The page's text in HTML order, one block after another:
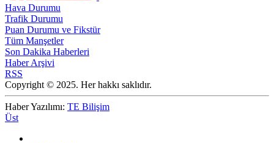
Hava Durumu
Trafik Durumu
Puan Durumu ve Fikstür
Tüm Manşetler
Son Dakika Haberleri
Haber Arşivi
RSS
Copyright © 2025. Her hakkı saklıdır.
Haber Yazılımı: TE Bilişim
Üst